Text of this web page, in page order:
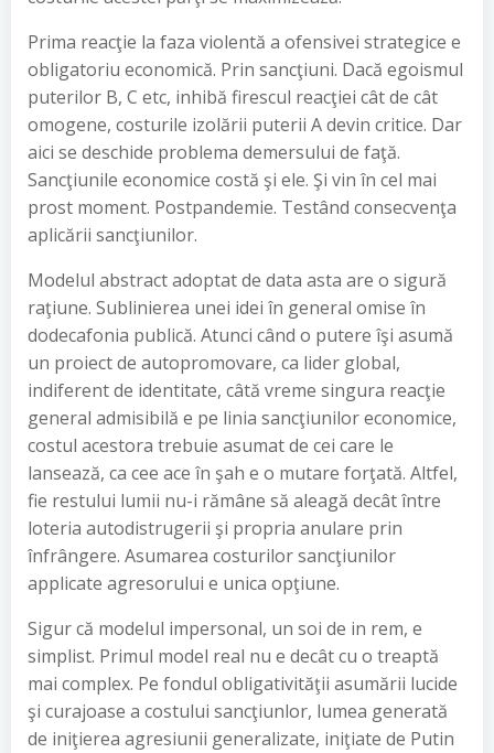
Prima reacţie la faza violentă a ofensivei strategice e
obligatoriu economică. Prin sancţiuni. Dacă egoismul
puterilor B, C etc, inhibă firescul reacţiei cât de cât
omogene, costurile izolării puterii A devin critice. Dar
aici se deschide problema demersului de faţă.
Sancţiunile economice costă şi ele. Şi vin în cel mai
prost moment. Postpandemie. Testând consecvenţa
aplicării sancţiunilor.
Modelul abstract adoptat de data asta are o sigură
raţiune. Sublinierea unei idei în general omise în
dodecafonia publică. Atunci când o putere îşi asumă
un proiect de autopromovare, ca lider global,
indiferent de identitate, câtă vreme singura reacţie
general admisibilă e pe linia sancţiunilor economice,
costul acestora trebuie asumat de cei care le
lansează, ca cee ace în şah e o mutare forţată. Altfel,
fie restului lumii nu-i rămâne să aleagă decât între
loteria autodistrugerii şi propria anulare prin
înfrângere. Asumarea costurilor sancţiunilor
applicate agresorului e unica opţiune.
Sigur că modelul impersonal, un soi de in rem, e
simplist. Primul model real nu e decât cu o treaptă
mai complex. Pe fondul obligativităţii asumării lucide
şi curajoase a costului sancţiunlor, lumea generată
de iniţierea agresiunii generalizate, iniţiate de Putin